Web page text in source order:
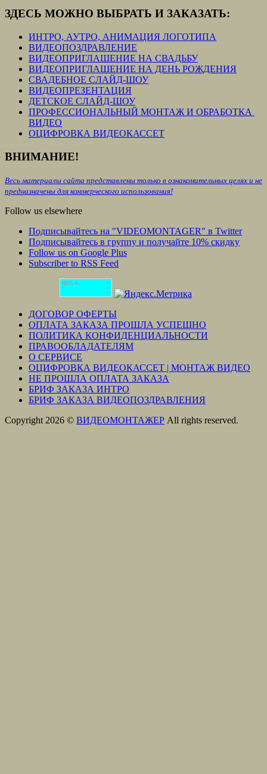
ЗДЕСЬ МОЖНО ВЫБРАТЬ И ЗАКАЗАТЬ:
ИНТРО, АУТРО, АНИМАЦИЯ ЛОГОТИПА
ВИДЕОПОЗДРАВЛЕНИЕ
ВИДЕОПРИГЛАШЕНИЕ НА СВАДЬБУ
ВИДЕОПРИГЛАШЕНИЕ НА ДЕНЬ РОЖДЕНИЯ
СВАДЕБНОЕ СЛАЙД-ШОУ
ВИДЕОПРЕЗЕНТАЦИЯ
ДЕТСКОЕ СЛАЙД-ШОУ
ПРОФЕССИОНАЛЬНЫЙ МОНТАЖ И ОБРАБОТКА
ВИДЕО
ОЦИФРОВКА ВИДЕОКАССЕТ
ВНИМАНИЕ!
Весь материалы сайта представлены только в ознакомительных целях и не
предназначены для коммерческого использования!
Follow us elsewhere
Подписывайтесь на "VIDEOMONTAGER" в Twitter
Подписывайтесь в группу и получайте 10% скидку
Follow us on Google Plus
Subscriber to RSS Feed
HIT.UA
2
50
52
ДОГОВОР ОФЕРТЫ
ОПЛАТА ЗАКАЗА ПРОШЛА УСПЕШНО
ПОЛИТИКА КОНФИДЕНЦИАЛЬНОСТИ
ПРАВООБЛАДАТЕЛЯМ
О СЕРВИСЕ
ОЦИФРОВКА ВИДЕОКАССЕТ | МОНТАЖ ВИДЕО
НЕ ПРОШЛА ОПЛАТА ЗАКАЗА
БРИФ ЗАКАЗА ИНТРО
БРИФ ЗАКАЗА ВИДЕОПОЗДРАВЛЕНИЯ
Copyright 2026 © ВИДЕОМОНТАЖЕР All rights reserved.